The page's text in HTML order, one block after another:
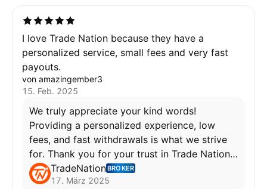
I love Trade Nation because they have a
personalized service, small fees and very fast
payouts.
von amazingember3
15. Feb. 2025
We truly appreciate your kind words!
Providing a personalized experience, low
fees, and fast withdrawals is what we strive
for. Thank you for your trust in Trade Nation!
Happy Trading!
TradeNationBROKER
17. März 2025